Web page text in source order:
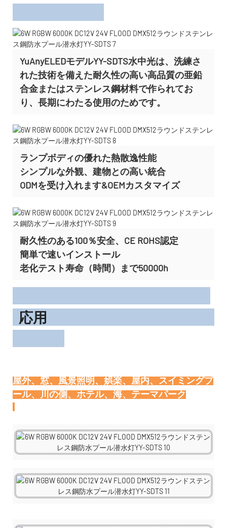
YuAnyELEDモデルYY-SDTS水中光は、洗練さ
れた技術を備えた耐久性の高い高品質の亜鉛
合金またはステンレス鋼材料で作られてお
り、長期にわたる使用のためです。
ランプボディの優れた熱散逸性能
シンプルな外観、建物との高い統合
ODMを受け入れます&OEMカスタマイズ
耐久性のある100％安全、CE ROHS認定
簡単で速いインストール
老化テスト寿命（時間）まで50000h
応用
屋外、窓、風景照明、娯楽、屋内、スイミングプ